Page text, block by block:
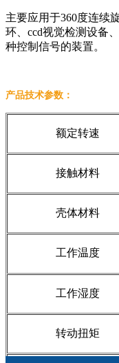
主要应用于360度连续
环、ccd视觉检测设备
种控制信号的装置。
产品技术参数：
额定转速
接触材料
壳体材料
工作温度
工作湿度
转动扭矩